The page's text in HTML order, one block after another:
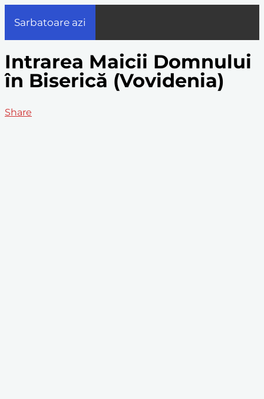
Sarbatoare azi
Intrarea Maicii Domnului
în Biserică (Vovidenia)
Share